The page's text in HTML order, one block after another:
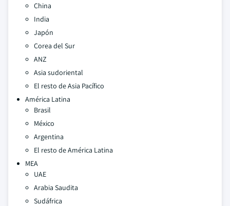
China
India
Japón
Corea del Sur
ANZ
Asia sudoriental
El resto de Asia Pacífico
América Latina
Brasil
México
Argentina
El resto de América Latina
MEA
UAE
Arabia Saudita
Sudáfrica